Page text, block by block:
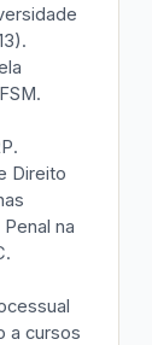
Direito
na
a cursos